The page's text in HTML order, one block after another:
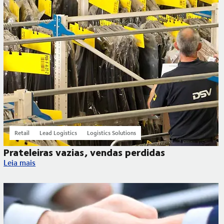
Prateleiras vazias, vendas perdidas
Retail Lead Logistics Logistics Solutions
Prateleiras vazias, vendas perdidas
Leia mais